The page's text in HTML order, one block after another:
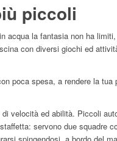
piccoli
acqua la fantasia non ha
con diversi giochi ed
poca spesa, a rendere la tua
velocità ed abilità. Piccoli
servono due squadre